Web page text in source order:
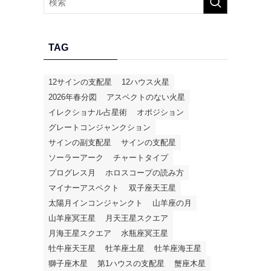
TAG
12サインの支配星
12ハウス火星
2026年春分図
アスペクトのない火星
イレクショナル占星術
オポジション
グレートコンジャンクション
サインの副支配星
サインの支配星
ソーラーアーク
チャートタイプ
プログレス月
ホロスコープの読み方
マイナーアスペクト
双子座天王星
太陽月インコンジャンクト
山羊座の月
山羊座冥王星
月天王星スクエア
月海王星スクエア
水瓶座冥王星
牡牛座天王星
牡羊座土星
牡羊座海王星
獅子座木星
第1ハウスの支配星 蟹座木星